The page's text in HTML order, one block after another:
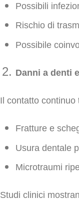
Possibili
Rischio di
Possibile
Danni a denti
Il contatto
Fratture e
Usura dentale
Microtraumi
Studi clinici